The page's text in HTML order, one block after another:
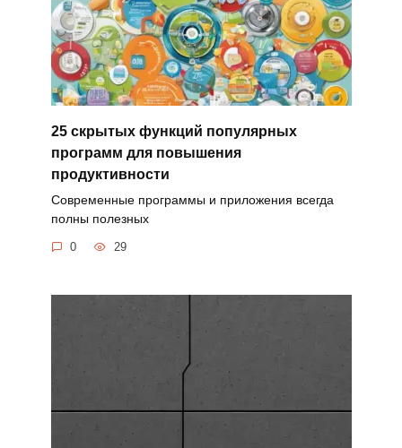
25 скрытых функций популярных
программ для повышения
продуктивности
Современные программы и приложения всегда
полны полезных
0 29